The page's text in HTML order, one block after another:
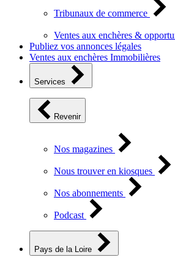
Tribunaux de commerce
Ventes aux enchères &
Publiez vos annonces légales
Ventes aux enchères Immobilières
Services
Revenir
Nos magazines
Nous trouver en kiosques
Nos abonnements
Podcast
Pays de la Loire